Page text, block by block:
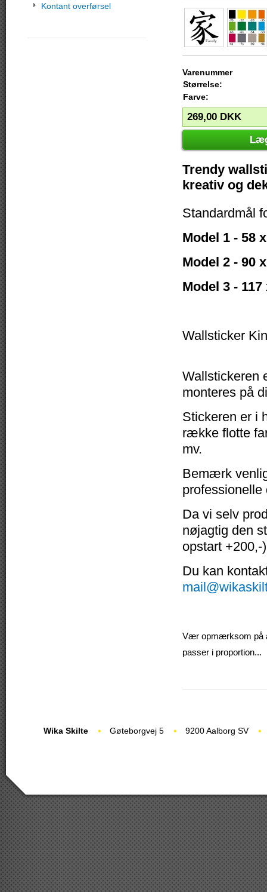
Kontant overførsel
Varenummer
Størrelse:
Farve:
269,00 DKK
Trendy
kreativ og
Standardmål
Model 1 - 58
Model 2 - 90
Model 3 -
Wallsticker
Wallstickeren
monteres på
Stickeren er i
række flotte
mv.
Bemærk
professionelle
Da vi selv
nøjagtig den
opstart +200,-
Du kan
Vær opmærksom på
passer i proportion...
Wika Skilte Gøteborgvej 5 9200 Aalborg SV